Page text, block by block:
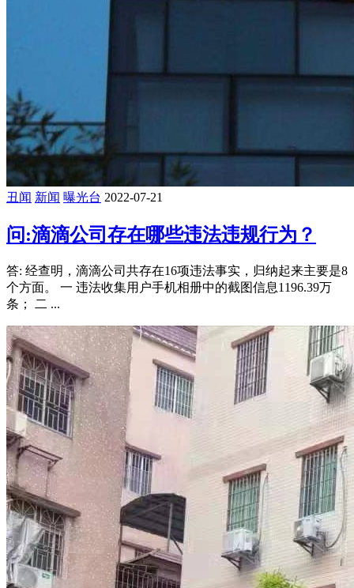
丑闻 新闻 曝光台 2022-07-21
问:滴滴公司存在哪些违法违规行为？
答: 经查明，滴滴公司共存在16项违法事实，归纳起来主要是8
个方面。 一 违法收集用户手机相册中的截图信息1196.39万
条； 二 ...